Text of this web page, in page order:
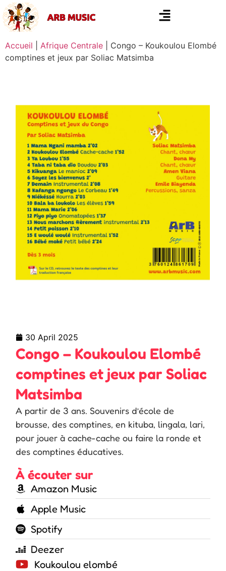
Accueil Afrique Centrale
Congo – Koukoulou Elombé
comptines et jeux par Soliac Matsimba
30 April 2025
Congo – Koukoulou Elombé
comptines et jeux par Soliac
Matsimba
A partir de 3 ans. Souvenirs d’école de
brousse, des comptines, en kituba, lingala, lari,
pour jouer à cache-cache ou faire la ronde et
des comptines éducatives.
À écouter sur
Amazon Music
Apple Music
Spotify
Deezer
Koukoulou elombé